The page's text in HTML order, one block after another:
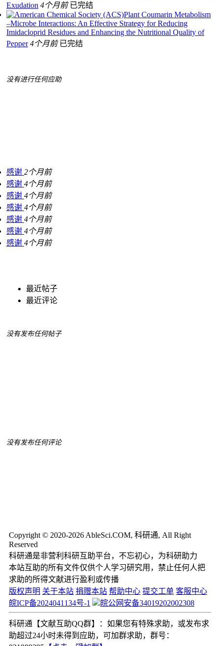
Exudation 4个月前 已完结
Plant Coumarin Metabolism
–Microbe Interactions: An Effective Strategy for Reducing
Imidacloprid Residues and Enhancing the Nutritional Quality of
Pepper 4个月前 已完结
没有进行任何应助
感谢 2个月前
感谢 4个月前
感谢 4个月前
感谢 4个月前
感谢 4个月前
感谢 4个月前
感谢 4个月前
最近帖子
最近评论
没有发布任何帖子
没有发布任何评论
Copyright © 2020-2026 AbleSci.COM, 科研通, All Right
Reserved
科研通是非营利科研互助平台，不忘初心，为科研助力
本站互助的所有文件仅供个人学习研究用，禁止任何人把
求助的所得文献进行盈利或传播
版权声明 关于本站 捐赠本站 帮助中心 提交工单 客服中心
皖ICP备2024041134号-1
皖公网安备34019202002308
科研通【文献互助QQ群】：如果您有特殊求助，或发布求
助超过24小时未得到应助，可加群求助，群号：